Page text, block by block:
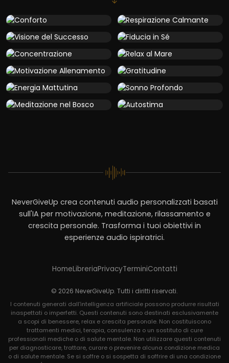
NeverGiveUp crea contenuti audio personalizzati basati
sull'IA per motivazione, meditazione, rilassamento e
crescita personale. Trasforma i tuoi obiettivi in
esperienze audio ispiratrici.
HomeLibreriaPrivacyTerminiContatti
© 2026 NeverGiveUp. Tutti i diritti riservati.
I contenuti generati dall'intelligenza artificiale possono produrre risultati
inaspettati o imperfetti. Questi contenuti sono destinati esclusivamente
a scopi di benessere, relax e crescita personale. Non costituiscono
trattamenti medici, terapia, consulenza o un sostituto di cure
professionali mediche o di salute mentale. Non utilizzare questi contenuti
per diagnosticare, trattare, curare o prevenire alcuna condizione medica
o di salute mentale. Se si soffre o si sospetta di soffrire di una condizione